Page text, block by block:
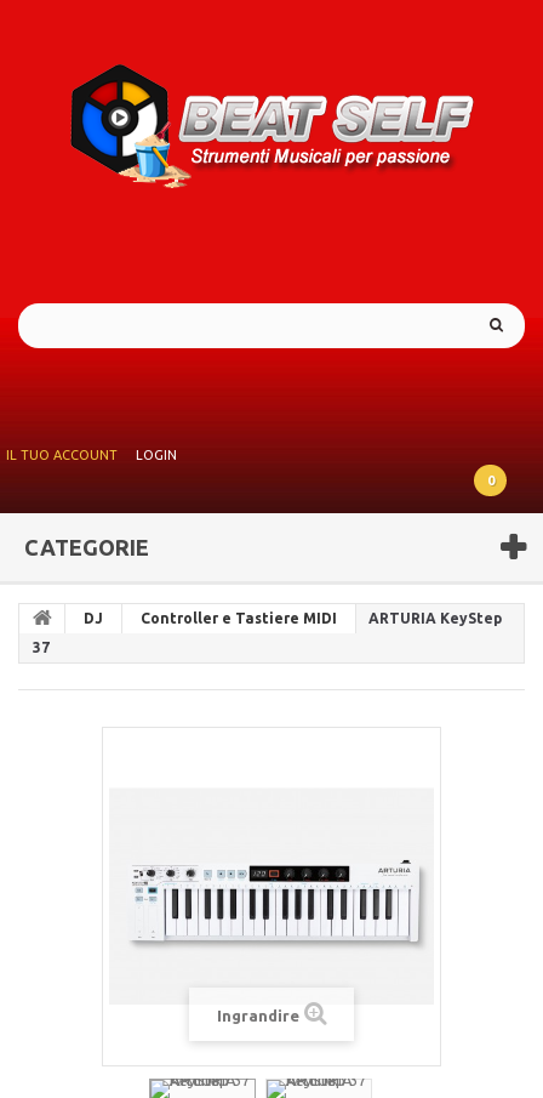
IL TUO ACCOUNT
LOGIN
0
CATEGORIE
DJ Controller e Tastiere MIDI
ARTURIA KeyStep
37
Ingrandire